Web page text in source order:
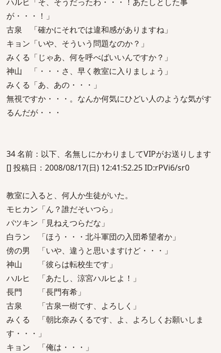
が・・・！」
古泉 「確かにそれでは違和感がありますね」
キョン「いや、そういう問題なのか？」
みくる「じゃあ、何を呼べばいいんですか？」
神山 「・・・さ、早く教室に入りましょう」
みくる「あ、あの・・・」
無視ですか・・・。なんか何気にひどい人のような気がす
るんだが・・・
34 名前：以下、名無しにかわりましてVIPがお送りします
[] 投稿日：2008/08/17(日) 12:41:52.25 ID:rPVi6/sr0
教室に入ると、何人か生徒がいた。
モヒカン「ん？誰だそいつら」
パツキン「見ねえつらだな」
白ラン 「ほう・・・北斗軍団の入団希望者か」
傍の男 「いや、違うと思いますけど・・・」
神山 「彼らは転校生です」
ハルヒ 「あたし、涼宮ハルヒよ！」
長門 「長門有希」
古泉 「古泉一樹です、よろしく」
みくる 「朝比奈みくるです、よ、よろしくお願いしま
す・・・」
キョン 「俺は・・・」